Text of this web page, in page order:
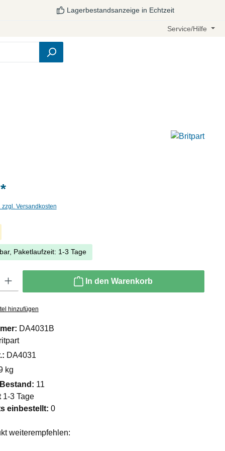
Lagerbestandsanzeige in Echtzeit
Service/Hilfe
Versandkosten
Paketlaufzeit: 1-3 Tage
In den Warenkorb
hinzufügen
DA4031B
DA4031
kg
11
1-3 Tage
einbestellt: 0
weiterempfehlen: